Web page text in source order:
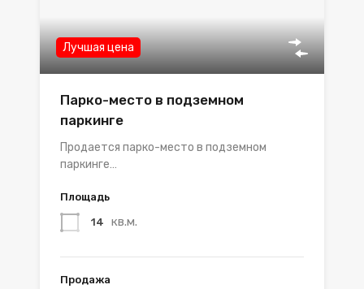
Лучшая цена
Парко-место в подземном
паркинге
Продается парко-место в подземном
паркинге…
Площадь
14 кв.м.
Продажа